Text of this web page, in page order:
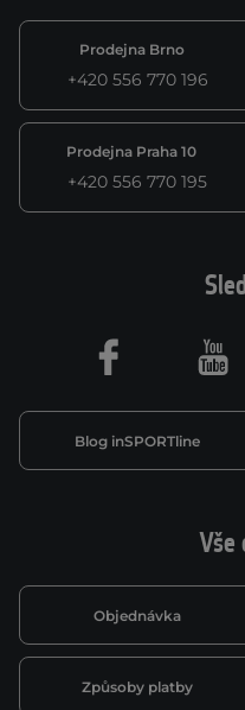
Prodejna Brno
+420 556 770 196
Prodejna Praha 10
+420 556 770 195
Vše
Objednávka
Způsoby platby
Blog inSPORTline
Facebook